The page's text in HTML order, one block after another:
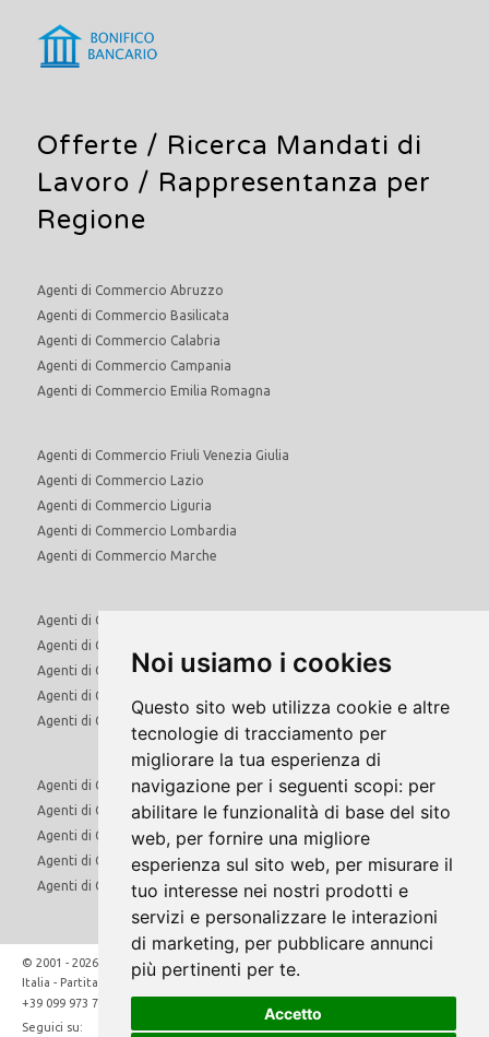
Noi usiamo i cookies
Questo sito web utilizza cookie e altre
tecnologie di tracciamento per
migliorare la tua esperienza di
navigazione per i seguenti scopi: per
abilitare le funzionalità di base del sito
web, per fornire una migliore
esperienza sul sito web, per misurare il
tuo interesse nei nostri prodotti e
servizi e personalizzare le interazioni
di marketing, per pubblicare annunci
più pertinenti per te.
Accetto
Offerte / Ricerca Mandati di
Lavoro / Rappresentanza per
Regione
Agenti di Commercio Abruzzo
Agenti di Commercio Basilicata
Agenti di Commercio Calabria
Agenti di Commercio Campania
Agenti di Commercio Emilia Romagna
Agenti di Commercio Friuli Venezia Giulia
Agenti di Commercio Lazio
Agenti di Commercio Liguria
Agenti di Commercio Lombardia
Agenti di Commercio Marche
Agenti di Commercio Molise
Agenti di Commercio Piemonte
Agenti di Commercio Puglia
Agenti di Commercio Sardegna
Agenti di Commercio Sicilia
Agenti di Commercio Toscana
Agenti di Commercio Trentino Alto Adige
Agenti di Commercio Umbria
Agenti di Commercio Valle d'Aosta
Agenti di Commercio Veneto
© 2001 - 2026 Direct Hunt Srl - Via Marco Gatti 34/A - 74024 Manduria (Ta)
Italia - Partita Iva: IT02481910731
+39 099 973 7219
Seguici su: